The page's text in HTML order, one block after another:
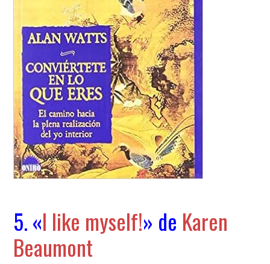
5. «I like myself!» de Karen
Beaumont